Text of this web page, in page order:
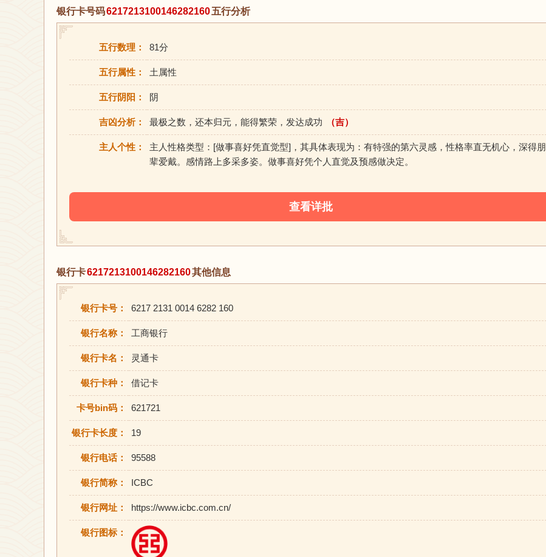
银行卡号码6217213100146282160五行分析
五行数理： 81分
五行属性： 土属性
五行阴阳： 阴
吉凶分析： 最极之数，还本归元，能得繁荣，发达成功 （吉）
主人个性：
主人性格类型：[做事喜好凭直觉型]，其具体表现为：有特强的第六灵感，性格率直无机心，深得朋
辈爱戴。感情路上多采多姿。做事喜好凭个人直觉及预感做决定。
查看详批
银行卡6217213100146282160其他信息
银行卡号： 6217 2131 0014 6282 160
银行名称： 工商银行
银行卡名： 灵通卡
银行卡种： 借记卡
卡号bin码： 621721
银行卡长度： 19
银行电话： 95588
银行简称： ICBC
银行网址： https://www.icbc.com.cn/
银行图标：